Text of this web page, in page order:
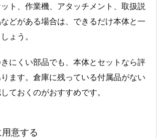
ト、作業機、アタッチメント、取扱説
どがある場合は、できるだけ本体と一
ょう。
にくい部品でも、本体とセットなら評
ます。倉庫に残っている付属品がない
ておくのがおすすめです。
意する